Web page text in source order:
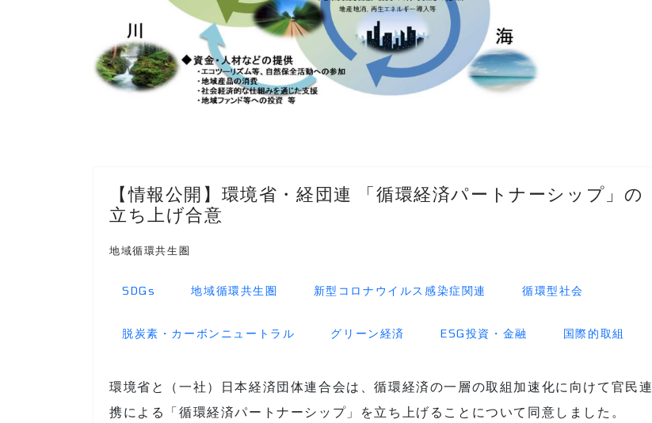
【情報公開】環境省・経団連 「循環経済パートナーシップ」の
立ち上げ合意
地域循環共生圏
SDGs 地域循環共生圏 新型コロナウイルス感染症関連 循環型社会
脱炭素・カーボンニュートラル グリーン経済 ESG投資・金融 国際的取組
環境省と（一社）日本経済団体連合会は、循環経済の一層の取組加速化に向けて官民連
携による「循環経済パートナーシップ」を立ち上げることについて同意しました。